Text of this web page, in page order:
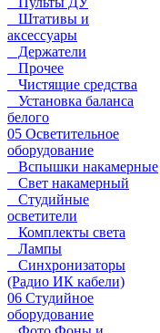
Штативы и
аксессуары
Держатели
Прочее
Чистящие средства
Установка баланса
белого
05 Осветительное
оборудование
Вспышки накамерные
Свет накамерный
Студийные
осветители
Комплекты света
Лампы
Синхронизаторы
(Радио ИК кабели)
06 Студийное
оборудование